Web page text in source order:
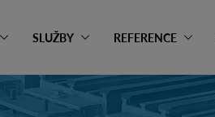
SLUŽBY REFERENCE